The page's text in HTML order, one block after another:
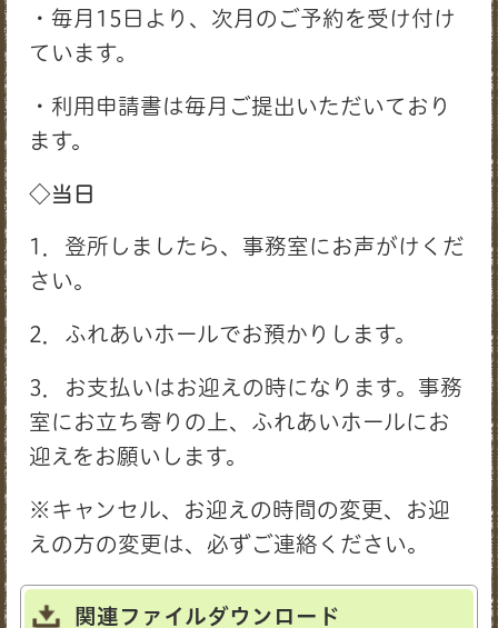
・毎月15日より、次月のご予約を受け付け
ています。
・利用申請書は毎月ご提出いただいており
ます。
◇当日
1．登所しましたら、事務室にお声がけくだ
さい。
2．ふれあいホールでお預かりします。
3．お支払いはお迎えの時になります。事務
室にお立ち寄りの上、ふれあいホールにお
迎えをお願いします。
※キャンセル、お迎えの時間の変更、お迎
えの方の変更は、必ずご連絡ください。
関連ファイルダウンロード